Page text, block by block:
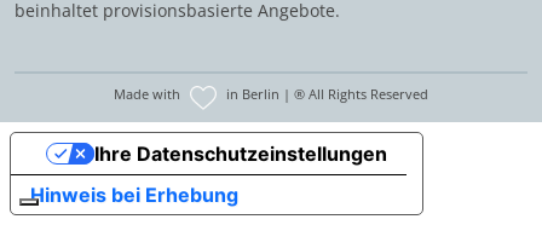
beinhaltet provisionsbasierte Angebote.
Made with in Berlin | ® All Rights Reserved
Hinweis bei Erhebung
Ihre Datenschutzeinstellungen